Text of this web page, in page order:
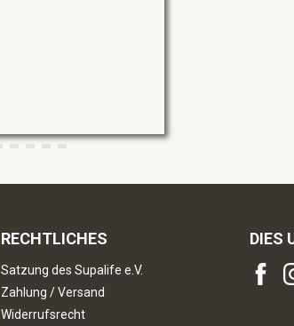
RECHTLICHES
Satzung des Supalife e.V.
Zahlung / Versand
Widerrufsrecht
DIES